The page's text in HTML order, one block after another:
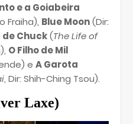
e a Goiabeira
Fraiha), Blue Moon(Dir:
de Chuck(The Life of
O Filho de Mil
e A Garota
, Dir: Shih-Ching Tsou).
Laxe)